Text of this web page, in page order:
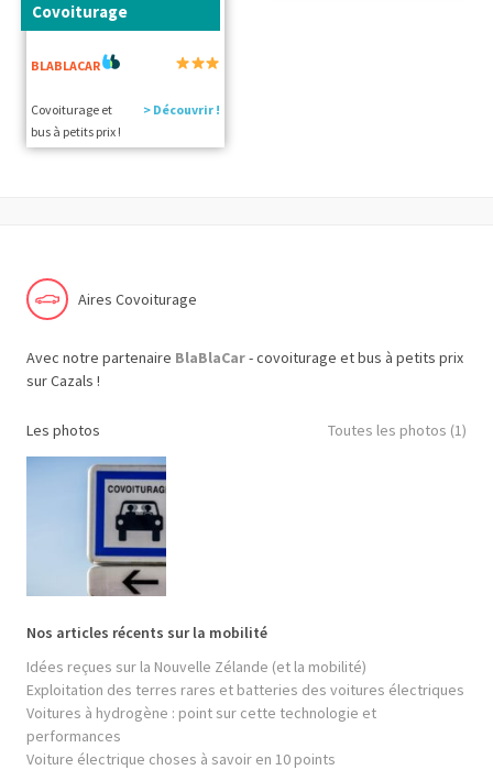
Covoiturage
BLABLACAR
Covoiturage et
bus à petits prix !
> Découvrir !
Aires Covoiturage
Avec notre partenaire BlaBlaCar- covoiturage et bus à petits prix
sur Cazals !
Les photos Toutes les photos (1)
Nos articles récents sur la mobilité
Idées reçues sur la Nouvelle Zélande (et la mobilité)
Exploitation des terres rares et batteries des voitures électriques
Voitures à hydrogène : point sur cette technologie et
performances
Voiture électrique choses à savoir en 10 points